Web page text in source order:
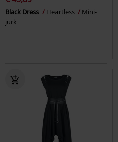
Black Dress Heartless
Mini-
jurk